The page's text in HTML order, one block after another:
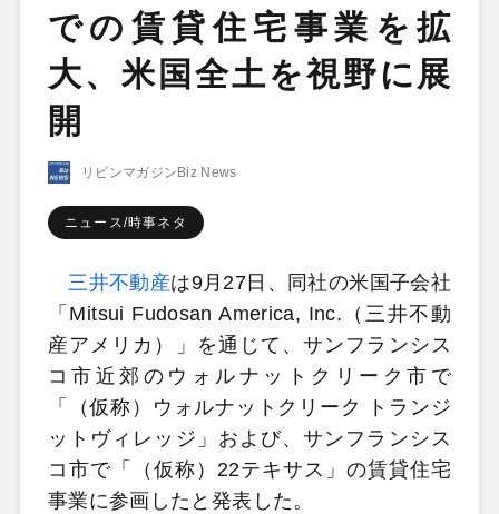
での賃貸住宅事業を拡
大、米国全土を視野に展
開
リビンマガジンBiz News
ニュース/時事ネタ
三井不動産は9月27日、同社の米国子会社
「Mitsui Fudosan America, Inc.（三井不動
産アメリカ）」を通じて、サンフランシス
コ市近郊のウォルナットクリーク市で
「（仮称）ウォルナットクリーク トランジ
ットヴィレッジ」および、サンフランシス
コ市で「（仮称）22テキサス」の賃貸住宅
事業に参画したと発表した。